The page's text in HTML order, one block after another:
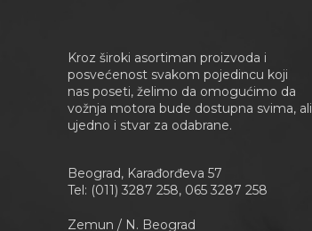
Kroz široki asortiman proizvoda i
posvećenost svakom pojedincu koji
nas poseti, želimo da omogućimo da
vožnja motora bude dostupna svima, ali
ujedno i stvar za odabrane.
Beograd, Karađorđeva 57
Tel: (011) 3287 258, 065 3287 258
Zemun / N. Beograd